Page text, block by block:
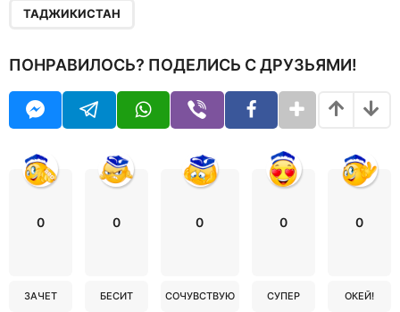
ТАДЖИКИСТАН
ПОНРАВИЛОСЬ? ПОДЕЛИСЬ С ДРУЗЬЯМИ!
0
ЗАЧЕТ
0
БЕСИТ
0
СОЧУВСТВУЮ
0
СУПЕР
0
ОКЕЙ!